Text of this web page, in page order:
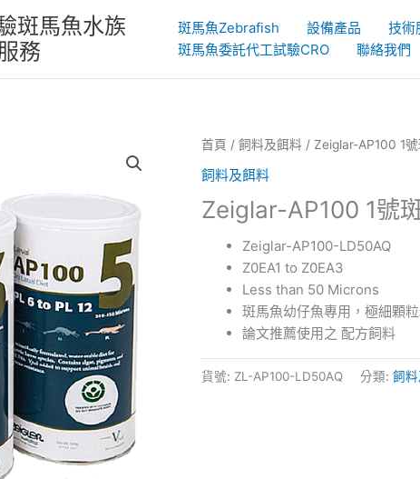
斑馬魚水族
務
斑馬魚Zebrafish 設備產品 技術
斑馬魚委託代工試驗CRO
聯絡我們
首頁 / 飼料及餌料/ Zeiglar-AP100 1
飼料及餌料
Zeiglar-AP100 1號
Zeiglar-AP100-LD50AQ
Z0EA1 to Z0EA3
Less than 50 Microns
斑馬魚幼仔魚專用，極細顆
論文推薦使用之 配方飼料
貨號: ZL-AP100-LD50AQ 分類: 飼